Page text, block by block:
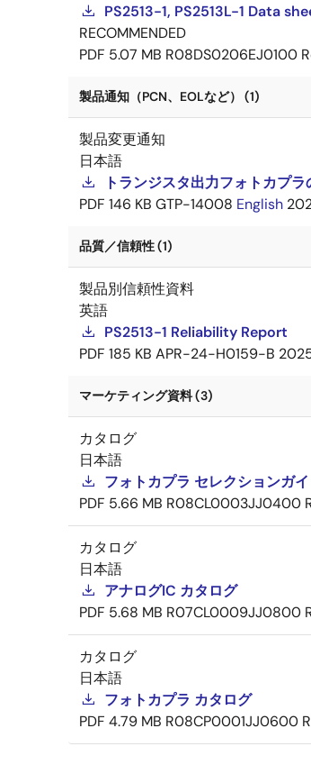
PS2513-1, PS2513L-1 Data
RECOMMENDED
PDF 5.07 MB R08DS0206EJ0100
製品通知（PCN、EOLなど） (1)
製品変更通知
日本語
トランジスタ出力フォトカプ
PDF 146 KB GTP-14008 English
品質／信頼性 (1)
製品別信頼性資料
英語
PS2513-1 Reliability Report
PDF 185 KB APR-24-H0159-B
マーケティング資料 (3)
カタログ
日本語
フォトカプラ セレクションガ
PDF 5.66 MB R08CL0003JJ0400
カタログ
日本語
アナログIC カタログ
PDF 5.68 MB R07CL0009JJ0800
カタログ
日本語
フォトカプラ カタログ
PDF 4.79 MB R08CP0001JJ0600